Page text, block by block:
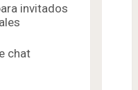
invitados
chat